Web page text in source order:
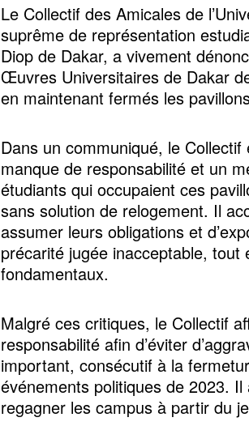
Le Collectif des Amicales de
suprême de représentation
Diop de Dakar, a vivement
Œuvres Universitaires de Dakar
en maintenant fermés les
Dans un communiqué, le
manque de responsabilité et un
étudiants qui occupaient ces
sans solution de relogement. Il
assumer leurs obligations et
précarité jugée inacceptable,
fondamentaux.
Malgré ces critiques, le Collectif
responsabilité afin d’éviter
important, consécutif à la
événements politiques de 2023.
regagner les campus à partir du